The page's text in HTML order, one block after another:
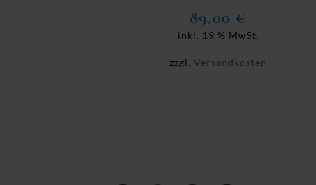
89,00 €
inkl. 19 % MwSt.
zzgl.Versandkosten